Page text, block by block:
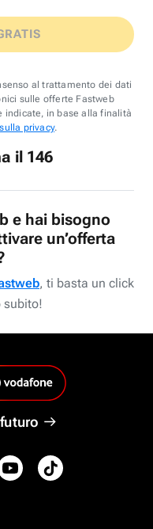
al trattamento dei dati
sulle offerte Fastweb
indicate, in base alla finalità
privacy.
il 146
e hai bisogno
un’offerta
, ti basta un click
subito!